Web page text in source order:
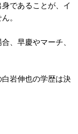
であることが、イ
。
、早慶やマーチ、
岩伸也の学歴は決